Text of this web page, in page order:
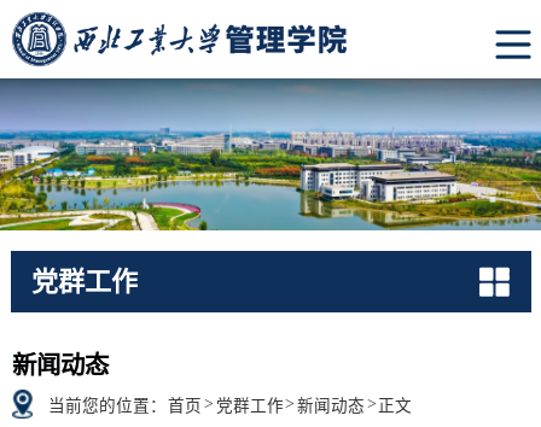
党群工作
新闻动态
News
当前您的位置： 首页 > 党群工作> 新闻动态 > 正文